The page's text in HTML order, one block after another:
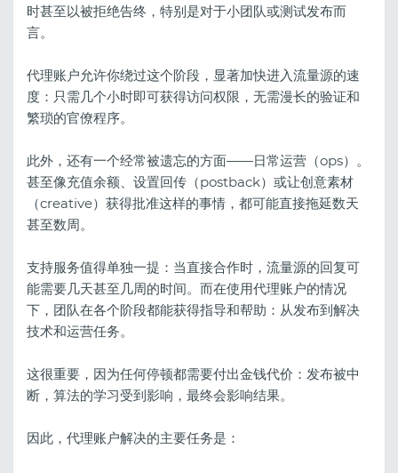
时甚至以被拒绝告终，特别是对于小团队或测试发布而
言。
代理账户允许你绕过这个阶段，显著加快进入流量源的速
度：只需几个小时即可获得访问权限，无需漫长的验证和
繁琐的官僚程序。
此外，还有一个经常被遗忘的方面——日常运营（ops）。
甚至像充值余额、设置回传（postback）或让创意素材
（creative）获得批准这样的事情，都可能直接拖延数天
甚至数周。
支持服务值得单独一提：当直接合作时，流量源的回复可
能需要几天甚至几周的时间。而在使用代理账户的情况
下，团队在各个阶段都能获得指导和帮助：从发布到解决
技术和运营任务。
这很重要，因为任何停顿都需要付出金钱代价：发布被中
断，算法的学习受到影响，最终会影响结果。
因此，代理账户解决的主要任务是：